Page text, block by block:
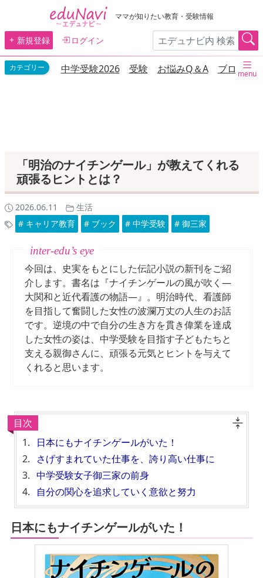
ママが知りたい教育・受験情報
新規登録 ログイン
中学受験2026 受験 お悩みQ＆A ブログmenu
「明治のナイチンゲール」が教えてくれる
頑張るヒントとは？
2026.06.11
生活
# キャリア教育
# ブック # 中学受験 # 御三家
今回は、史実をもとにした伝記小説の新刊をご紹
介します。書名は『ナイチンゲールの風が吹く―
大関和と近代看護の物語―』。明治時代、看護師
を目指して奮闘した女性の波瀾万丈の人生のお話
です。逆境の中で自分の生き方を貫き偉業を達成
した女性の姿は、中学受験を目指す子どもたちと
支える親御さんに、頑張る元気とヒントを与えて
くれると思います。
目次
日本にもナイチンゲールがいた！
さげすまれていた仕事を、誇り高い仕事に
中学受験女子御三家の前身
自分の関心を追求していく意欲と努力
日本にもナイチンゲールがいた！